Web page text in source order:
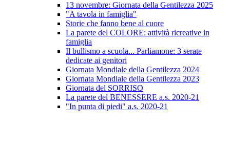
13 novembre: Giornata della Gentilezza 2025
"A tavola in famiglia"
Storie che fanno bene al cuore
La parete del COLORE: attività ricreative in
famiglia
Il bullismo a scuola... Parliamone: 3 serate
dedicate ai genitori
Giornata Mondiale della Gentilezza 2024
Giornata Mondiale della Gentilezza 2023
Giornata del SORRISO
La parete del BENESSERE a.s. 2020-21
"In punta di piedi" a.s. 2020-21